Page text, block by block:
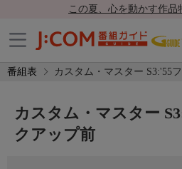
この夏、心を動かす作品
番組表 カスタム・マスター S3:'55
カスタム・マスター
クアップ前